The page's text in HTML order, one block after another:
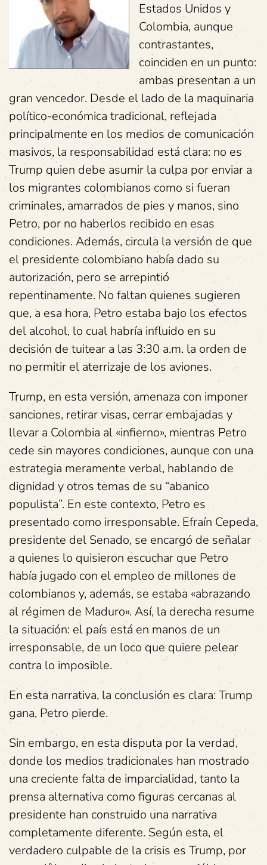
Estados Unidos y
Colombia, aunque
contrastantes,
coinciden en un punto:
ambas presentan a un
gran vencedor. Desde el lado de la maquinaria
político-económica tradicional, reflejada
principalmente en los medios de comunicación
masivos, la responsabilidad está clara: no es
Trump quien debe asumir la culpa por enviar a
los migrantes colombianos como si fueran
criminales, amarrados de pies y manos, sino
Petro, por no haberlos recibido en esas
condiciones. Además, circula la versión de que
el presidente colombiano había dado su
autorización, pero se arrepintió
repentinamente. No faltan quienes sugieren
que, a esa hora, Petro estaba bajo los efectos
del alcohol, lo cual habría influido en su
decisión de tuitear a las 3:30 a.m. la orden de
no permitir el aterrizaje de los aviones.
Trump, en esta versión, amenaza con imponer
sanciones, retirar visas, cerrar embajadas y
llevar a Colombia al «infierno», mientras Petro
cede sin mayores condiciones, aunque con una
estrategia meramente verbal, hablando de
dignidad y otros temas de su “abanico
populista”. En este contexto, Petro es
presentado como irresponsable. Efraín Cepeda,
presidente del Senado, se encargó de señalar
a quienes lo quisieron escuchar que Petro
había jugado con el empleo de millones de
colombianos y, además, se estaba «abrazando
al régimen de Maduro». Así, la derecha resume
la situación: el país está en manos de un
irresponsable, de un loco que quiere pelear
contra lo imposible.
En esta narrativa, la conclusión es clara: Trump
gana, Petro pierde.
Sin embargo, en esta disputa por la verdad,
donde los medios tradicionales han mostrado
una creciente falta de imparcialidad, tanto la
prensa alternativa como figuras cercanas al
presidente han construido una narrativa
completamente diferente. Según esta, el
verdadero culpable de la crisis es Trump, por